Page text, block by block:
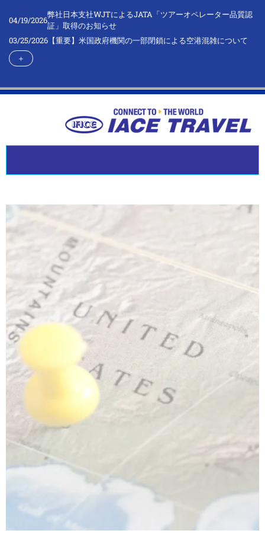
04/19/2026
弊社日本支社WJTによるJATA「ツアーオペレーター品質認
証」取得のお知らせ
03/25/2026 【重要】米国政府機関の一部閉鎖による空港混雑について
＋